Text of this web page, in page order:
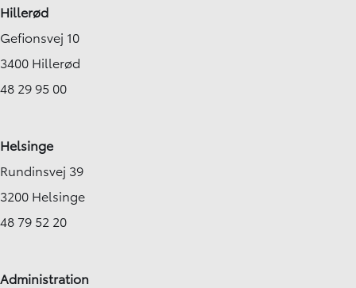
Hillerød
Gefionsvej 10
3400 Hillerød
48 29 95 00
Helsinge
Rundinsvej 39
3200 Helsinge
48 79 52 20
Administration